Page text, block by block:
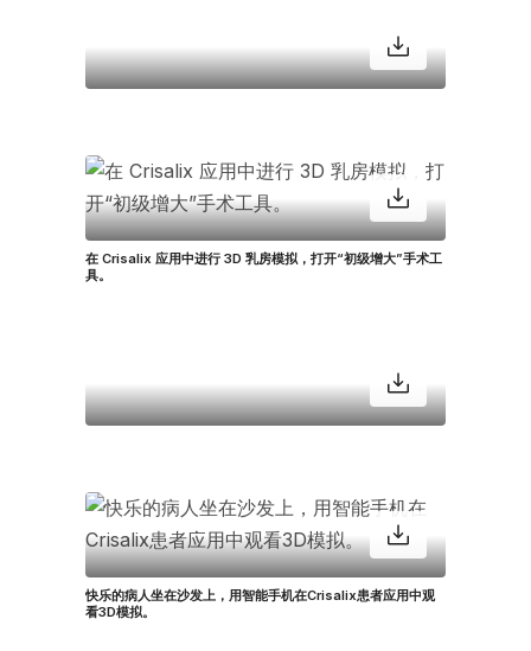
在 Crisalix 应用中进行 3D 乳房模拟，打开“初级增大”手术工
具。
快乐的病人坐在沙发上，用智能手机在Crisalix患者应用中观
看3D模拟。